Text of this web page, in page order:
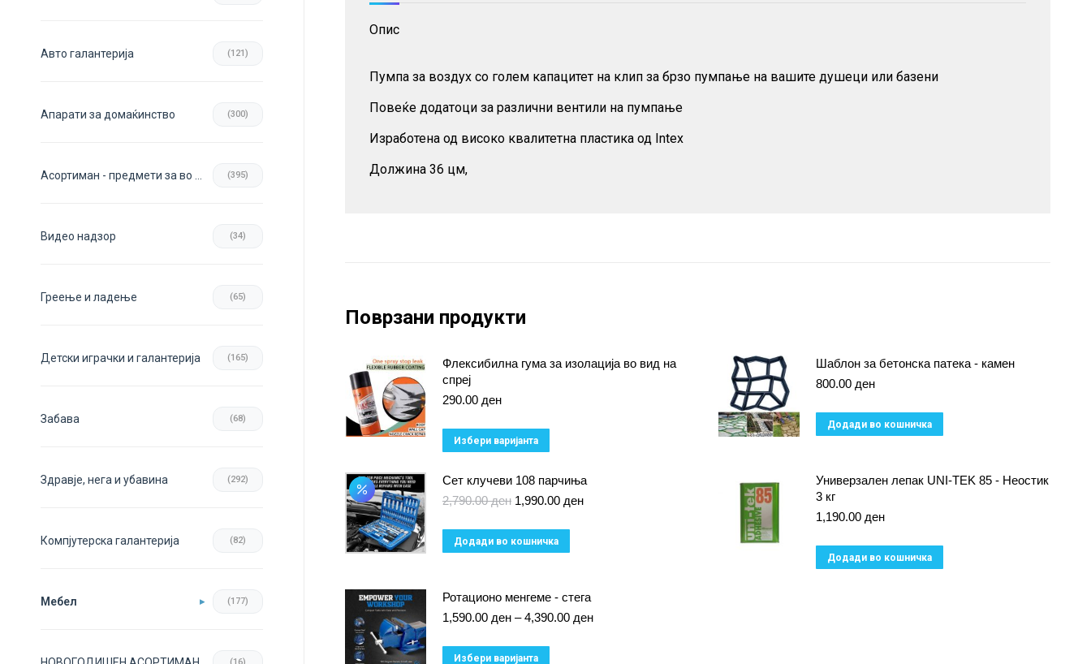
Опис
Пумпа за воздух со голем капацитет на клип за брзо пумпање на вашите душеци или базени
Повеќе додатоци за различни вентили на пумпање
Изработена од високо квалитетна пластика од Intex
Должина 36 цм,
Поврзани продукти
Флексибилна гума за изолација во вид на
спреј
290.00 ден
Избери варијанта
has
multiple
variants.
The
may
be
chosen
Шаблон за бетонска патека - камен
800.00 ден
Додади во кошничка
Сет клучеви 108 парчиња
2,790.00ден Original
was:
2,790.00 ден.
1,990.00 денCurrent
Додади во кошничка
Универзален лепак UNI-TEK 85 - Неостик
3 кг
1,190.00 ден
Додади во кошничка
Ротационо менгеме - стега
1,590.00 ден – 4,390.00 денPrice
Избери варијанта
Авто галантерија (121)
Апарати за домаќинство (300)
(395)
Видео надзор (34)
Греење и ладење (65)
Детски играчки и галантерија (165)
Забава (68)
Здравје, нега и убавина (292)
Компјутерска галантерија (82)
Мебел (177)